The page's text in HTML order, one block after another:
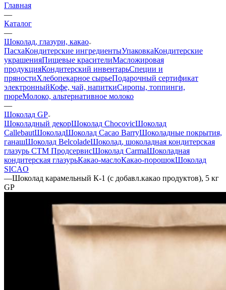
Главная
—
Каталог
—
Шоколад, глазури, какао
ПасхаКондитерские ингредиентыУпаковкаКондитерские
украшенияПищевые красителиМасложировая
продукцияКондитерский инвентарьСпеции и
пряностиХлебопекарное сырьеПодарочный сертификат
электронныйКофе, чай, напиткиСиропы, топпинги,
пюреМолоко, альтернативное молоко
—
Шоколад GP
Шоколадный декорШоколад ChocovicШоколад
CallebautШоколадШоколад Cacao BarryШоколадные покрытия,
ганашШоколад BelcoladeШоколад, шоколадная кондитерская
глазурь СТМ ПродсервисШоколад CarmaШоколадная
кондитерская глазурьКакао-маслоКакао-порошокШоколад
SICAO
—Шоколад карамельный К-1 (с добавл.какао продуктов), 5 кг
GP